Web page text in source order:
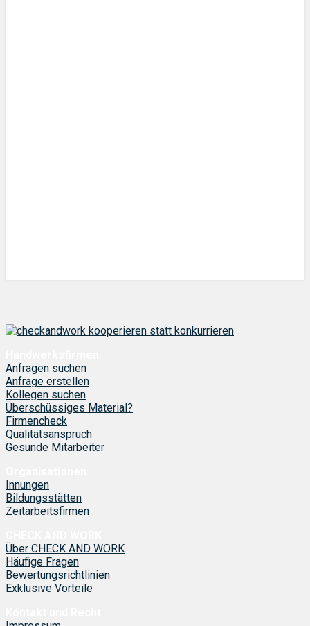
Anfragen suchen
Anfrage erstellen
Kollegen suchen
Überschüssiges Material?
Firmencheck
Qualitätsanspruch
Gesunde Mitarbeiter
Innungen
Bildungsstätten
Zeitarbeitsfirmen
Über CHECK AND WORK
Häufige Fragen
Bewertungsrichtlinien
Exklusive Vorteile